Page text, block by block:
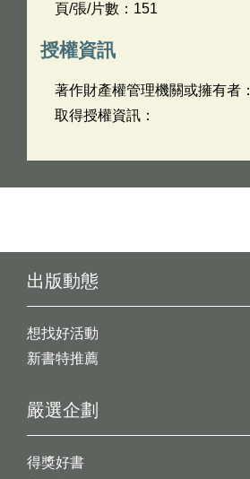
頁/張/片數：151
授權資訊
著作財產權管理機關或擁有者：
取得授權資訊：
出版動態
想找好活動
新書特推薦
嚴選企劃
得獎好書